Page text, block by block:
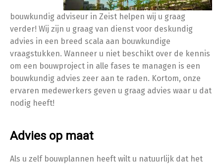
bouwkundig adviseur in Zeist helpen wij u graag
verder! Wij zijn u graag van dienst voor deskundig
advies in een breed scala aan bouwkundige
vraagstukken. Wanneer u niet beschikt over de kennis
om een bouwproject in alle fases te managen is een
bouwkundig advies zeer aan te raden. Kortom, onze
ervaren medewerkers geven u graag advies waar u dat
nodig heeft!
Advies op maat
Als u zelf bouwplannen heeft wilt u natuurlijk dat het